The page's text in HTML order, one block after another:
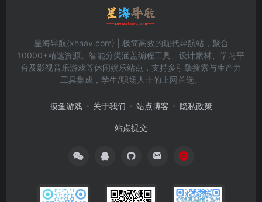
星海导航(xhnav.com) | 极简高效的现代导航站，聚合
10000+精选资源。智能分类涵盖编程工具、设计素材、学习平
台及影视音乐游戏等休闲娱乐站点，支持多引擎搜索与生产力
工具集成，学生/职场人士的上网首选。
摸鱼游戏 关于我们 站点博客 隐私政策
站点提交